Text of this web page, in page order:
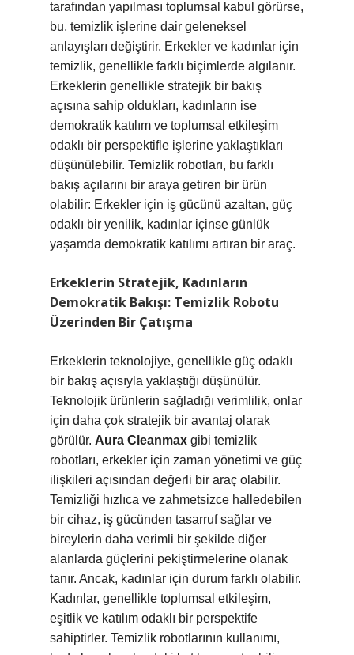
tarafından yapılması toplumsal kabul görürse,
bu, temizlik işlerine dair geleneksel
anlayışları değiştirir. Erkekler ve kadınlar için
temizlik, genellikle farklı biçimlerde algılanır.
Erkeklerin genellikle stratejik bir bakış
açısına sahip oldukları, kadınların ise
demokratik katılım ve toplumsal etkileşim
odaklı bir perspektifle işlerine yaklaştıkları
düşünülebilir. Temizlik robotları, bu farklı
bakış açılarını bir araya getiren bir ürün
olabilir: Erkekler için iş gücünü azaltan, güç
odaklı bir yenilik, kadınlar içinse günlük
yaşamda demokratik katılımı artıran bir araç.
Erkeklerin Stratejik, Kadınların
Demokratik Bakışı: Temizlik Robotu
Üzerinden Bir Çatışma
Erkeklerin teknolojiye, genellikle güç odaklı
bir bakış açısıyla yaklaştığı düşünülür.
Teknolojik ürünlerin sağladığı verimlilik, onlar
için daha çok stratejik bir avantaj olarak
görülür. Aura Cleanmax gibi temizlik
robotları, erkekler için zaman yönetimi ve güç
ilişkileri açısından değerli bir araç olabilir.
Temizliği hızlıca ve zahmetsizce halledebilen
bir cihaz, iş gücünden tasarruf sağlar ve
bireylerin daha verimli bir şekilde diğer
alanlarda güçlerini pekiştirmelerine olanak
tanır. Ancak, kadınlar için durum farklı olabilir.
Kadınlar, genellikle toplumsal etkileşim,
eşitlik ve katılım odaklı bir perspektife
sahiptirler. Temizlik robotlarının kullanımı,